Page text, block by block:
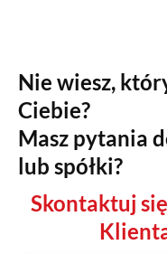
Nie wiesz,
Ciebie?
Masz pytania
lub spółki?
Skontaktuj